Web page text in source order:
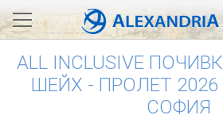
Вход за агенти
АЛЕКСАНДРИЯ хотели
ALL INCLUSIVE
ШЕЙХ - ПРОЛЕТ
СОФИЯ